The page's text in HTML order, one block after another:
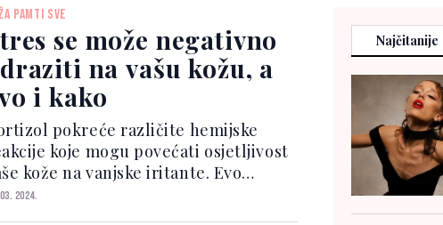
PAMTI SVE
se može negativno
na vašu kožu, a
i kako
pokreće različite hemijske
koje mogu povećati osjetljivost
kože na vanjske iritante. Evo
na koje stres može negativno
2024.
Najčitanije